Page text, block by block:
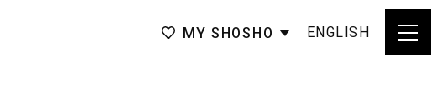
MY SHOSHO ENGLISH